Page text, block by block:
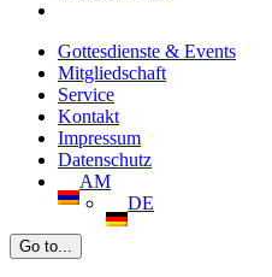
Gottesdienste & Events
Mitgliedschaft
Service
Kontakt
Impressum
Datenschutz
AM
DE
Go to...